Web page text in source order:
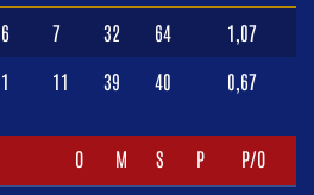
6 7 32 64 1,07
1 11 39 40 0,67
O M S P P/O